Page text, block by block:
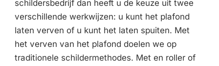
schildersbedrijf dan heeft u de keuze uit twee
verschillende werkwijzen: u kunt het plafond
laten verven of u kunt het laten spuiten. Met
het verven van het plafond doelen we op
traditionele schildermethodes. Met en roller of